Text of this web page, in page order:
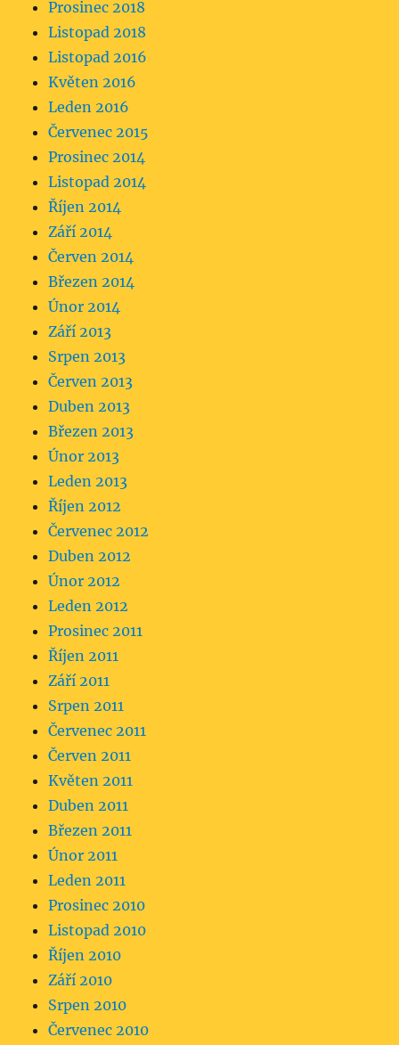
Prosinec 2018
Listopad 2018
Listopad 2016
Květen 2016
Leden 2016
Červenec 2015
Prosinec 2014
Listopad 2014
Říjen 2014
Září 2014
Červen 2014
Březen 2014
Únor 2014
Září 2013
Srpen 2013
Červen 2013
Duben 2013
Březen 2013
Únor 2013
Leden 2013
Říjen 2012
Červenec 2012
Duben 2012
Únor 2012
Leden 2012
Prosinec 2011
Říjen 2011
Září 2011
Srpen 2011
Červenec 2011
Červen 2011
Květen 2011
Duben 2011
Březen 2011
Únor 2011
Leden 2011
Prosinec 2010
Listopad 2010
Říjen 2010
Září 2010
Srpen 2010
Červenec 2010